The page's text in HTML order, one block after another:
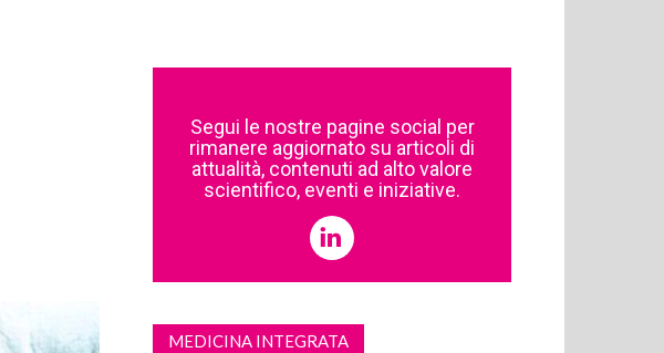
Segui le nostre pagine social per
rimanere aggiornato su articoli di
attualità, contenuti ad alto valore
scientifico, eventi e iniziative.
MEDICINA INTEGRATA